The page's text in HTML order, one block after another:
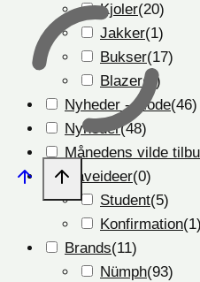
Kjoler(20)
Jakker(1)
Bukser(17)
Blazer(
)
Nyheder - Mode(46)
Nyheder(48)
Månedens vilde
Gaveideer(0)
Student(5)
Konfirmation(1)
Brands(11)
Nümph(93)